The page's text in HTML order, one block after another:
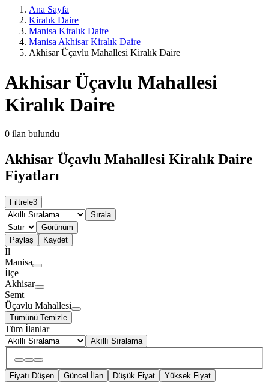
Ana Sayfa
Kiralık Daire
Manisa Kiralık Daire
Manisa Akhisar Kiralık Daire
Akhisar Üçavlu Mahallesi Kiralık Daire
Akhisar Üçavlu Mahallesi
Kiralık Daire
0 ilan bulundu
Akhisar Üçavlu Mahallesi Kiralık Daire
Fiyatları
Filtrele3
Sırala
Görünüm
Paylaş
Kaydet
İl
Manisa
İlçe
Akhisar
Semt
Üçavlu Mahallesi
Tümünü Temizle
Tüm İlanlar
Akıllı Sıralama
Fiyatı Düşen Güncel İlan Düşük Fiyat Yüksek Fiyat